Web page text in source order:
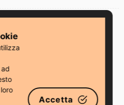
Lolila Schema PDF Gratis
Schema PDF Gratis
Accetta